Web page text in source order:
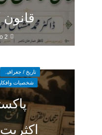
2 days ago
تاریخ / جغرافیہ
شخصیات وافکار